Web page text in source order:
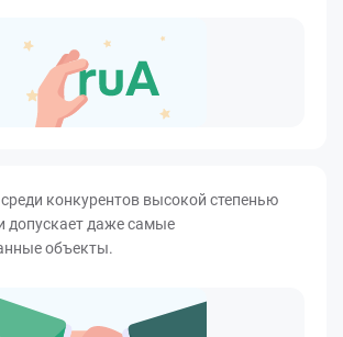
конкурентов высокой степенью
допускает даже самые
объекты.